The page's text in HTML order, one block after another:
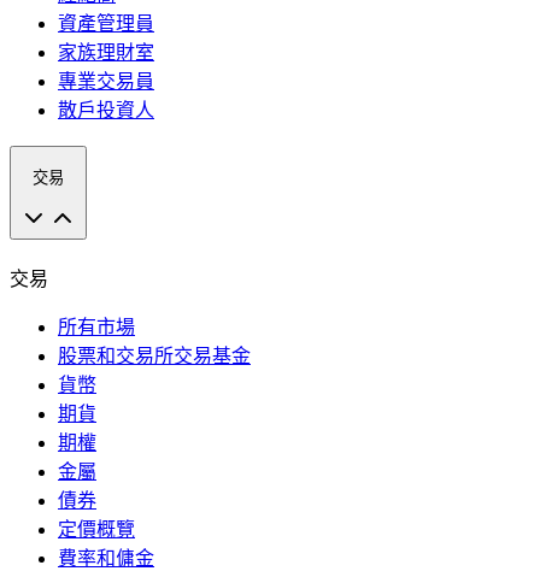
資產管理員
家族理財室
專業交易員
散戶投資人
交易
交易
所有市場
股票和交易所交易基金
貨幣
期貨
期權
金屬
債券
定價概覽
費率和傭金